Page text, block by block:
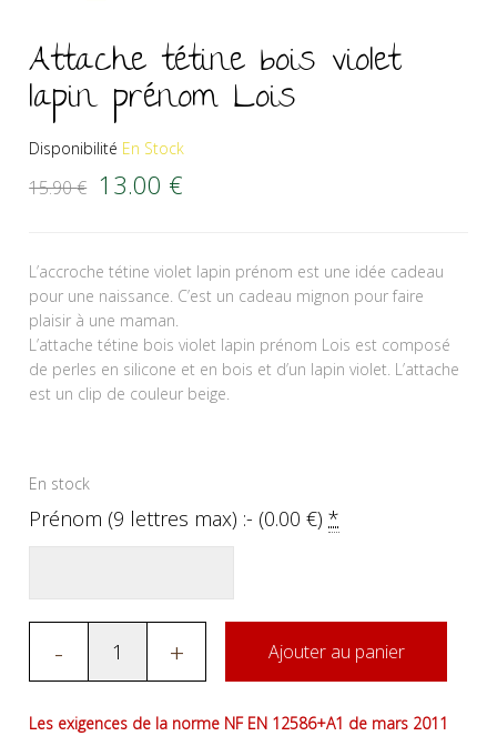
Attache tétine bois violet
lapin prénom Lois
Disponibilité En Stock
15.90€ Le prix initial était : 15.90 €.
13.00 €
L’accroche tétine violet lapin prénom est une idée cadeau
pour une naissance. C’est un cadeau mignon pour faire
plaisir à une maman.
L’attache tétine bois violet lapin prénom Lois est composé
de perles en silicone et en bois et d’un lapin violet. L’attache
est un clip de couleur beige.
En stock
Prénom (9 lettres max) :- (0.00€)*
- + Ajouter au panier
Les exigences de la norme NF EN 12586+A1 de mars 2011